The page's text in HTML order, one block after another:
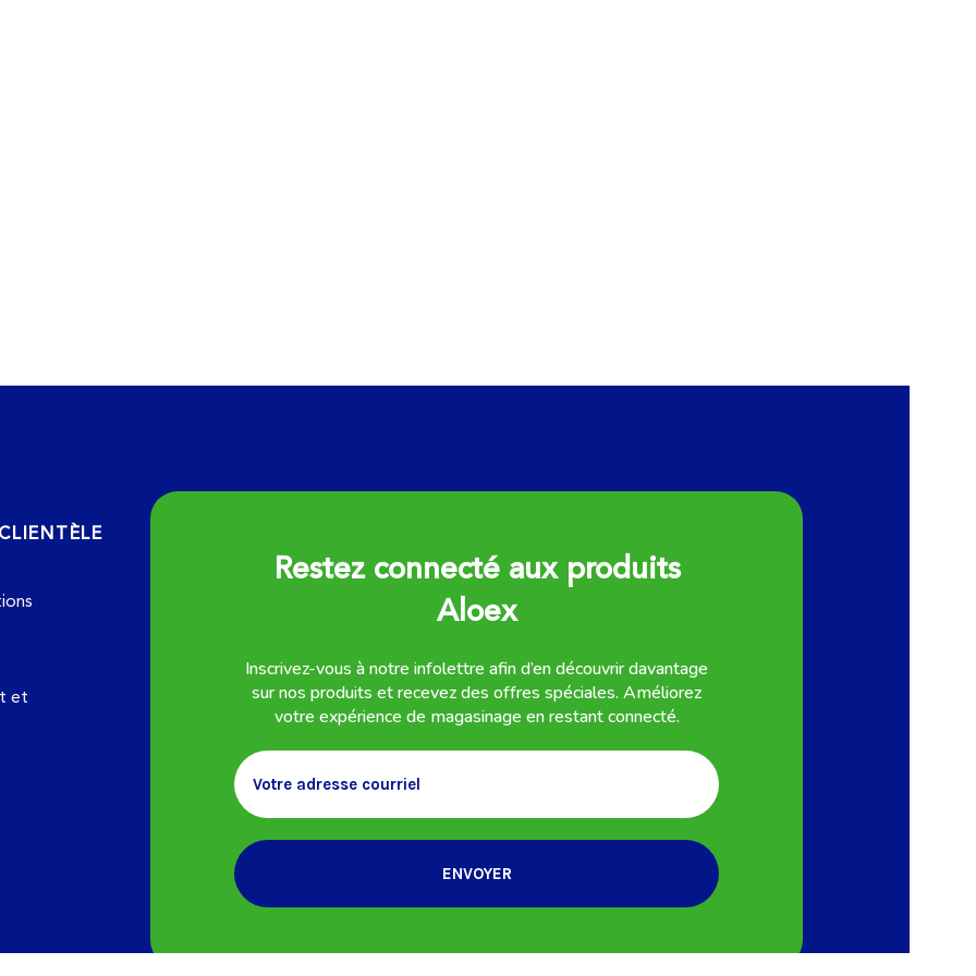
et
Restez connecté aux produits
Aloex
Inscrivez-vous à notre infolettre afin d’en découvrir davantage
sur nos produits et recevez des offres spéciales. Améliorez
votre expérience de magasinage en restant connecté.
Email
ENVOYER